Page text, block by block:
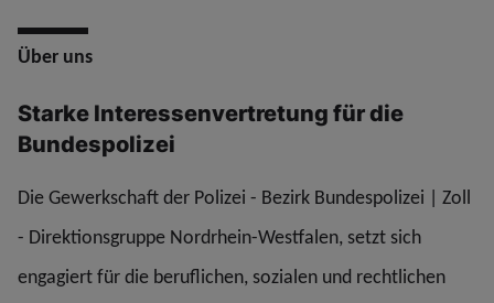
Über uns
Starke Interessenvertretung für die
Bundespolizei
Die Gewerkschaft der Polizei - Bezirk Bundespolizei | Zoll
- Direktionsgruppe Nordrhein-Westfalen, setzt sich
engagiert für die beruflichen, sozialen und rechtlichen